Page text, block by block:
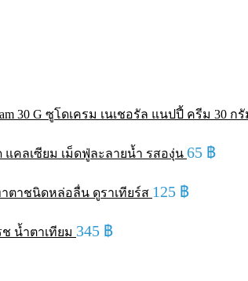
30 G ซูโดเครม เนเชอรัล แนปปี้ ครีม 30 กรั
แคลเซียม เม็ดฟู่ละลายน้ำ รสองุ่น 65 ฿
าตาชนิดหล่อลื่น ดูราเทียร์ส 125 ฿
ช น้ำตาเทียม 345 ฿